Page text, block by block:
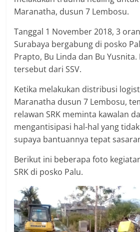
Maranatha, dusun 7 Lembosu.
Tanggal 1 November 2018, 3
Surabaya bergabung di posko
Prapto, Bu Linda dan Bu
tersebut dari SSV.
Ketika melakukan distribusi
Maranatha dusun 7 Lembosu,
relawan SRK meminta kawalan
mengantisipasi hal-hal yang
supaya bantuannya tepat
Berikut ini beberapa foto
SRK di posko Palu.